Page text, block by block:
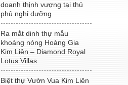
doanh thịnh vượng tại thủ
phủ nghỉ dưỡng
Ra mắt dinh thự mẫu
khoáng nóng Hoàng Gia
Kim Liên – Diamond Royal
Lotus Villas
Biệt thự Vườn Vua Kim Liên